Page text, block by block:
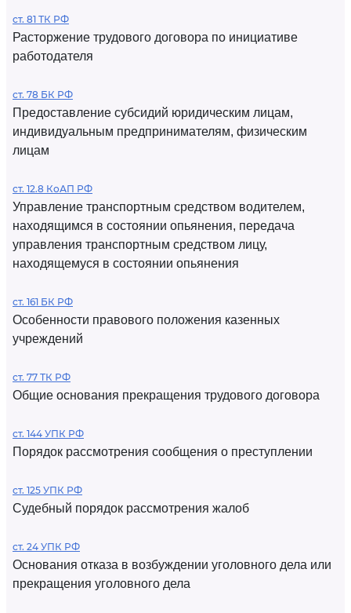
ст. 81 ТК РФ
Расторжение трудового договора по инициативе
работодателя
ст. 78 БК РФ
Предоставление субсидий юридическим лицам,
индивидуальным предпринимателям, физическим
лицам
ст. 12.8 КоАП РФ
Управление транспортным средством водителем,
находящимся в состоянии опьянения, передача
управления транспортным средством лицу,
находящемуся в состоянии опьянения
ст. 161 БК РФ
Особенности правового положения казенных
учреждений
ст. 77 ТК РФ
Общие основания прекращения трудового договора
ст. 144 УПК РФ
Порядок рассмотрения сообщения о преступлении
ст. 125 УПК РФ
Судебный порядок рассмотрения жалоб
ст. 24 УПК РФ
Основания отказа в возбуждении уголовного дела или
прекращения уголовного дела